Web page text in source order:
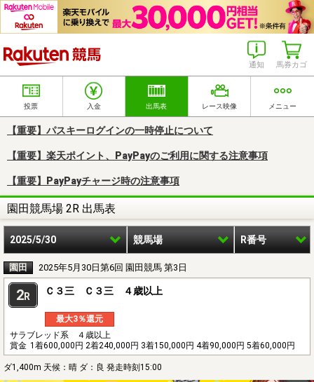
馬券カゴ
通知
投票 入金 出馬表 レース映像 メニュー
【重要】パスキーログインの一時停止について
【重要】楽天ポイント、PayPayのご利用に関する注意事項
【重要】PayPayチャージ時の注意事項
園田競馬場 2R 出馬表
2025/5/30 競馬場 R番号
園田 2025年5月30日第6回 園田競馬 第3日
2R Ｃ３三 Ｃ３三 ４歳以上
最大3％還元
サラブレッド系 ４歳以上
賞金 1着600,000円 2着240,000円 3着150,000円 4着90,000円 5着60,000円
ダ1,400m 天候：晴 ダ：良 発走時刻15:00